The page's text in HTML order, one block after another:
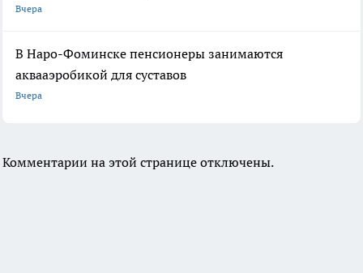
Вчера
В Наро-Фоминске пенсионеры занимаются
аквааэробикой для суставов
Вчера
Комментарии на этой странице отключены.